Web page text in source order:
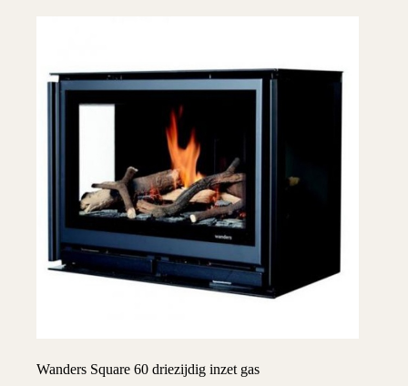
Wanders Square 60 driezijdig inzet gas